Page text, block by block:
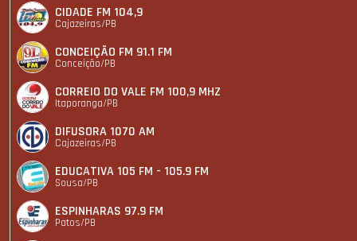
CIDADE FM 104,9
Cajazeiras/PB
CONCEIÇÃO FM 91.1 FM
Conceição/PB
CORREIO DO VALE FM 100,9 MHZ
Itaporanga/PB
DIFUSORA 1070 AM
Cajazeiras/PB
EDUCATIVA 105 FM - 105.9 FM
Sousa/PB
ESPINHARAS 97.9 FM
Patos/PB